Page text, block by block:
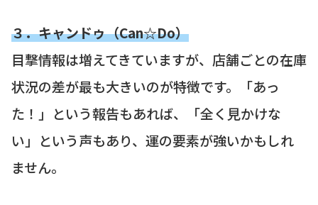
３．キャンドゥ（Can☆Do）
目撃情報は増えてきていますが、店舗ごとの在庫
状況の差が最も大きいのが特徴です。「あっ
た！」という報告もあれば、「全く見かけな
い」という声もあり、運の要素が強いかもしれ
ません。